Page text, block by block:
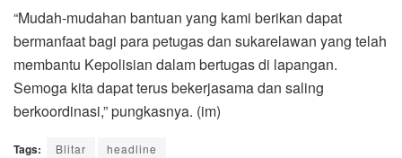
“Mudah-mudahan bantuan yang kami berikan dapat
bermanfaat bagi para petugas dan sukarelawan yang telah
membantu Kepolisian dalam bertugas di lapangan.
Semoga kita dapat terus bekerjasama dan saling
berkoordinasi,” pungkasnya. (im)
Tags: Blitar headline